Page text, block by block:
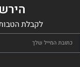
לקבלת